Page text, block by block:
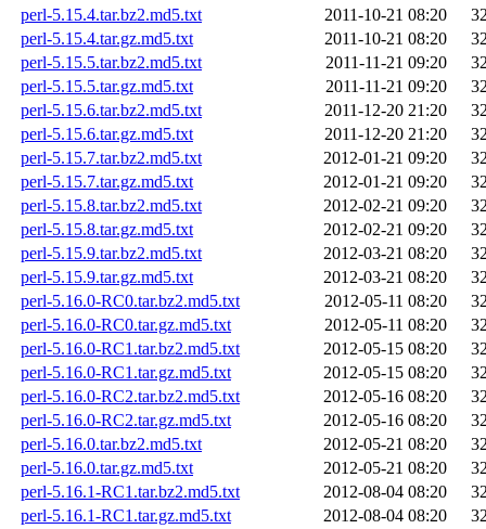
perl-5.15.4.tar.bz2.md5.txt
2011-10-21 08:20
perl-5.15.4.tar.gz.md5.txt
2011-10-21 08:20
perl-5.15.5.tar.bz2.md5.txt
2011-11-21 09:20
perl-5.15.5.tar.gz.md5.txt
2011-11-21 09:20
perl-5.15.6.tar.bz2.md5.txt
2011-12-20 21:20
perl-5.15.6.tar.gz.md5.txt
2011-12-20 21:20
perl-5.15.7.tar.bz2.md5.txt
2012-01-21 09:20
perl-5.15.7.tar.gz.md5.txt
2012-01-21 09:20
perl-5.15.8.tar.bz2.md5.txt
2012-02-21 09:20
perl-5.15.8.tar.gz.md5.txt
2012-02-21 09:20
perl-5.15.9.tar.bz2.md5.txt
2012-03-21 08:20
perl-5.15.9.tar.gz.md5.txt
2012-03-21 08:20
perl-5.16.0-RC0.tar.bz2.md5.txt
2012-05-11 08:20
perl-5.16.0-RC0.tar.gz.md5.txt
2012-05-11 08:20
perl-5.16.0-RC1.tar.bz2.md5.txt
2012-05-15 08:20
perl-5.16.0-RC1.tar.gz.md5.txt
2012-05-15 08:20
perl-5.16.0-RC2.tar.bz2.md5.txt
2012-05-16 08:20
perl-5.16.0-RC2.tar.gz.md5.txt
2012-05-16 08:20
perl-5.16.0.tar.bz2.md5.txt
2012-05-21 08:20
perl-5.16.0.tar.gz.md5.txt
2012-05-21 08:20
perl-5.16.1-RC1.tar.bz2.md5.txt
2012-08-04 08:20
perl-5.16.1-RC1.tar.gz.md5.txt
2012-08-04 08:20